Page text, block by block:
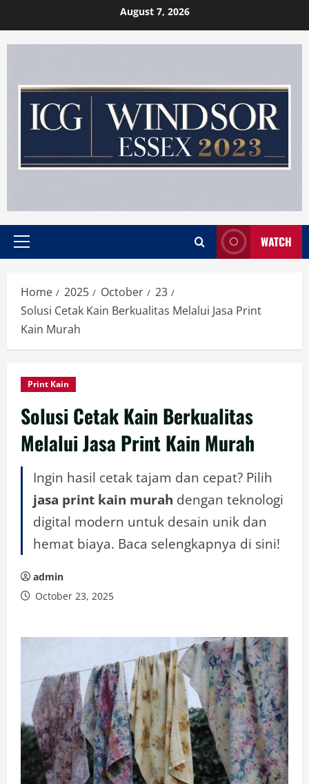
to
content
August 7, 2026
Primary
WATCH
Home 2025 October
23
Solusi Cetak Kain Berkualitas Melalui Jasa Print
Kain Murah
Print Kain
Solusi Cetak Kain Berkualitas
Melalui Jasa Print Kain Murah
Ingin hasil cetak tajam dan cepat? Pilih
jasa print kain murah dengan teknologi
digital modern untuk desain unik dan
hemat biaya. Baca selengkapnya di sini!
admin
October 23, 2025